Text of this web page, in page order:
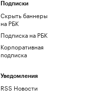
Подписки
Скрыть баннеры
на РБК
Подписка на РБК
Корпоративная
подписка
Уведомления
RSS Новости